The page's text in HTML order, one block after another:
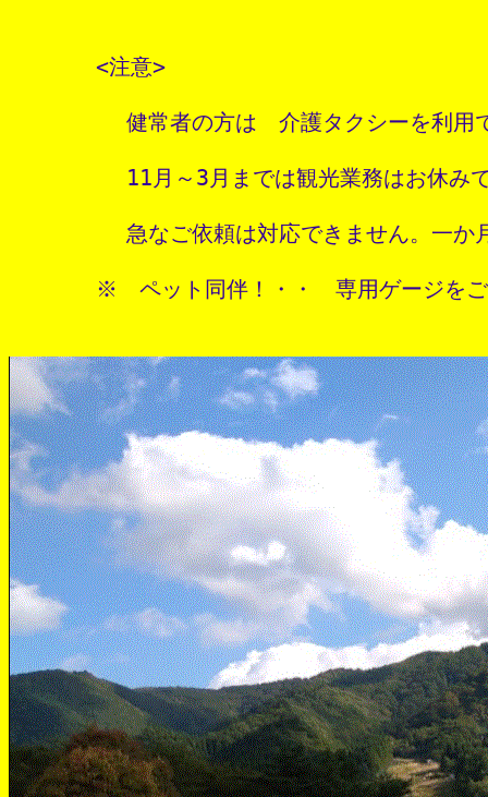
<注意>
健常者の方は　介護タクシーを利用
11月～3月までは観光業務はお休み
急なご依頼は対応できません。一か
※　ペット同伴！・・　専用ゲージをご利